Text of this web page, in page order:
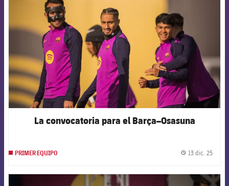
La convocatoria para el Barça–Osasuna
PRIMER EQUIPO 13 dic. 25
FCB Barcelona badge